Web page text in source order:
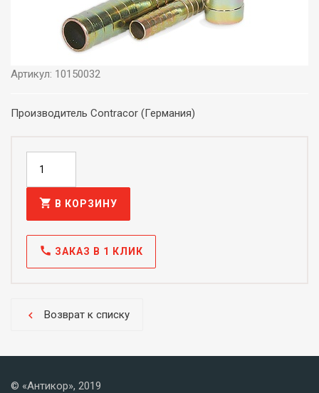
Артикул: 10150032
Производитель Contracor (Германия)
shopping_cart В КОРЗИНУ
call ЗАКАЗ В 1 КЛИК
chevron_left Возврат к списку
© «Антикор», 2019